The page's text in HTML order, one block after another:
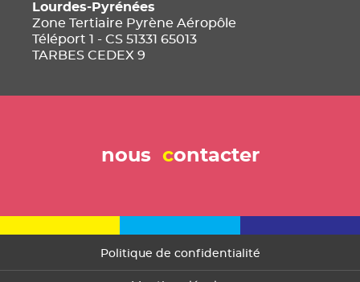
Lourdes-Pyrénées
Zone Tertiaire Pyrène Aéropôle
Téléport 1 - CS 51331 65013
TARBES CEDEX 9
nous contacter
Politique de confidentialité